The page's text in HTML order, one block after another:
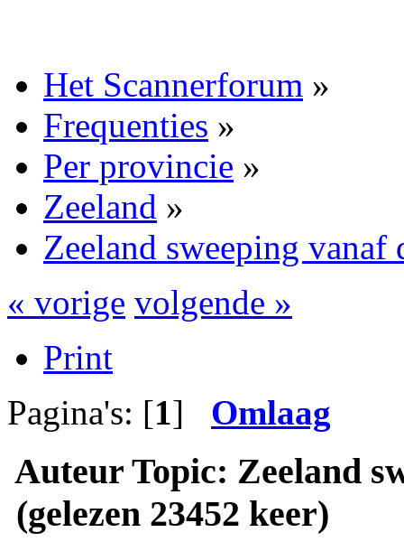
Het Scannerforum »
Frequenties »
Per provincie »
Zeeland »
Zeeland sweeping vanaf
« vorige volgende »
Print
Pagina's: [1] Omlaag
Auteur Topic: Zeeland
(gelezen 23452 keer)